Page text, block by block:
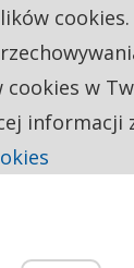
cookies.
w
informacji